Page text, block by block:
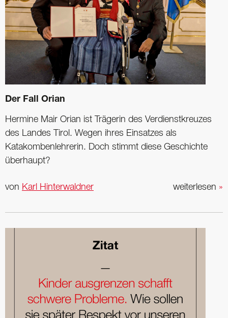
Der Fall Orian
Hermine Mair Orian ist Trägerin des Verdienstkreuzes
des Landes Tirol. Wegen ihres Einsatzes als
Katakombenlehrerin. Doch stimmt diese Geschichte
überhaupt?
weiterlesen »
von Karl Hinterwaldner